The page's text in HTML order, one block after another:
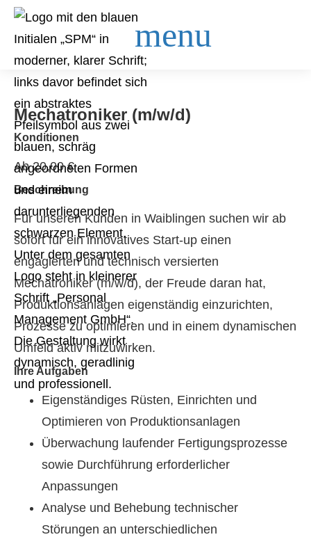
Mechatroniker (m/w/d)
Konditionen
Ab 20,00 €
Beschreibung
Für unseren Kunden in Waiblingen suchen wir ab
sofort für ein innovatives Start-up einen
engagierten und technisch versierten
Mechatroniker (m/w/d), der Freude daran hat,
Produktionsanlagen eigenständig einzurichten,
Prozesse zu optimieren und in einem dynamischen
Umfeld aktiv mitzuwirken.
Ihre Aufgaben
Eigenständiges Rüsten, Einrichten und
Optimieren von Produktionsanlagen
Überwachung laufender Fertigungsprozesse
sowie Durchführung erforderlicher
Anpassungen
Analyse und Behebung technischer
Störungen an unterschiedlichen